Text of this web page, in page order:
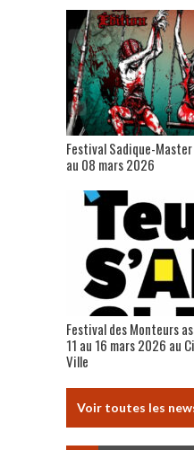
Festival Sadique-
au 08 mars 2026
Festival des Monteurs
11 au 16 mars 2026 au
Ville
Voir toutes les